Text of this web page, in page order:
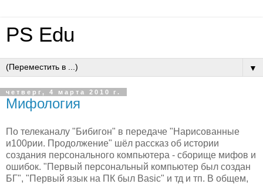
PS Edu
▼
четверг, 4 марта 2010 г.
Мифология
По телеканалу "Бибигон" в передаче "Нарисованные
и100рии. Продолжение" шёл рассказ об истории
создания персонального компьютера - сборище мифов и
ошибок. "Первый персональный компьютер был создан
БГ", "Первый язык на ПК был Basic" и тд и тп. В общем,